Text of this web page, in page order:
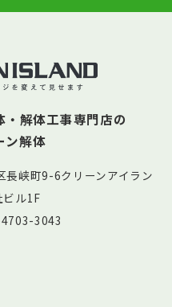
解体工事専門店の
ン解体
峡町9-6クリーンアイラン
ビル1F
3043